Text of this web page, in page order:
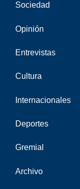
Sociedad
Opinión
Entrevistas
Cultura
Internacionales
Deportes
Gremial
Archivo